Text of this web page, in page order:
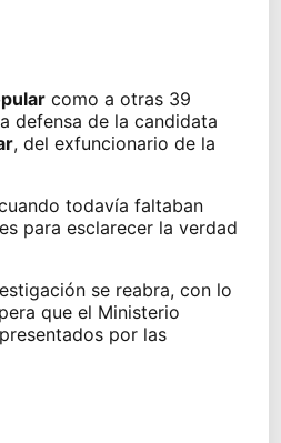
como a otras 39
defensa de la candidata
, del exfuncionario de la
todavía faltaban
para esclarecer la verdad
se reabra, con lo
que el Ministerio
por las